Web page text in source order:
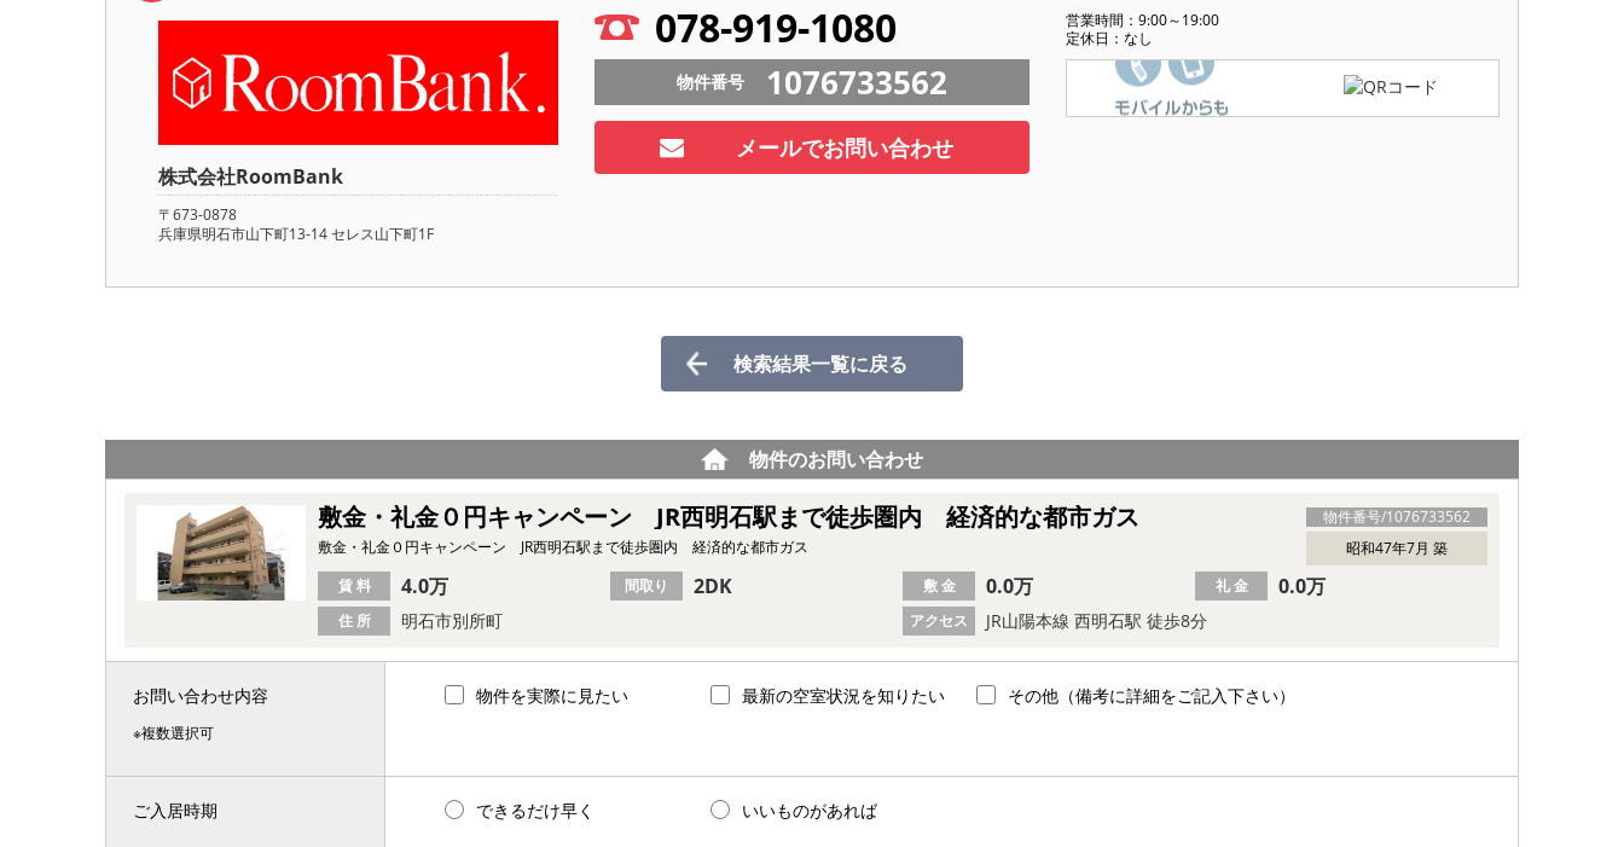
株式会社RoomBank
〒673-0878
兵庫県明石市山下町13-14 セレス山下町1F
078-919-1080
営業時間：9:00～19:00
定休日：なし
物件番号 1076733562
メールでお問い合わせ
検索結果一覧に戻る
物件のお問い合わせ
物件番号/1076733562
敷金・礼金０円キャンペーン JR西明石駅まで徒歩圏内 経済的な都市ガス
昭和47年7月 築
敷金・礼金０円キャンペーン JR西明石駅まで徒歩圏内 経済的な都市ガス
住 所 明石市別所町 アクセス JR山陽本線 西明石駅 徒歩8分
賃 料 4.0万 間取り 2DK 敷 金 0.0万 礼 金 0.0万
お問い合わせ内容
※複数選択可
物件を実際に見たい 最新の空室状況を知りたい その他（備考に詳細をご記入下さい）
ご入居時期 できるだけ早く いいものがあれば